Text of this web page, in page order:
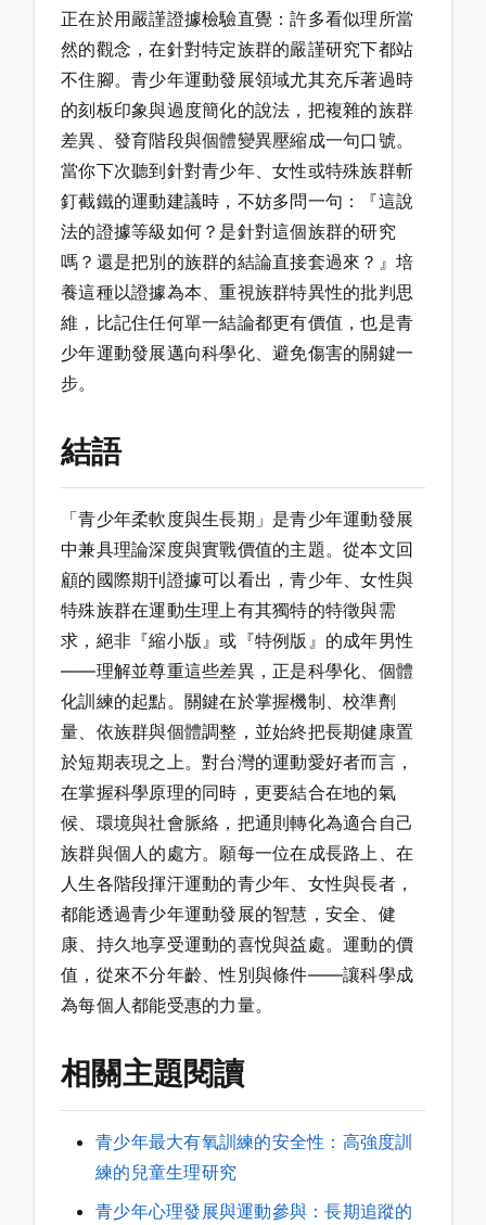
正在於用嚴謹證據檢驗直覺：許多看似理所當
然的觀念，在針對特定族群的嚴謹研究下都站
不住腳。青少年運動發展領域尤其充斥著過時
的刻板印象與過度簡化的說法，把複雜的族群
差異、發育階段與個體變異壓縮成一句口號。
當你下次聽到針對青少年、女性或特殊族群斬
釘截鐵的運動建議時，不妨多問一句：『這說
法的證據等級如何？是針對這個族群的研究
嗎？還是把別的族群的結論直接套過來？』培
養這種以證據為本、重視族群特異性的批判思
維，比記住任何單一結論都更有價值，也是青
少年運動發展邁向科學化、避免傷害的關鍵一
步。
結語
「青少年柔軟度與生長期」是青少年運動發展
中兼具理論深度與實戰價值的主題。從本文回
顧的國際期刊證據可以看出，青少年、女性與
特殊族群在運動生理上有其獨特的特徵與需
求，絕非『縮小版』或『特例版』的成年男性
——理解並尊重這些差異，正是科學化、個體
化訓練的起點。關鍵在於掌握機制、校準劑
量、依族群與個體調整，並始終把長期健康置
於短期表現之上。對台灣的運動愛好者而言，
在掌握科學原理的同時，更要結合在地的氣
候、環境與社會脈絡，把通則轉化為適合自己
族群與個人的處方。願每一位在成長路上、在
人生各階段揮汗運動的青少年、女性與長者，
都能透過青少年運動發展的智慧，安全、健
康、持久地享受運動的喜悅與益處。運動的價
值，從來不分年齡、性別與條件——讓科學成
為每個人都能受惠的力量。
相關主題閱讀
青少年最大有氧訓練的安全性：高強度訓
練的兒童生理研究
青少年心理發展與運動參與：長期追蹤的